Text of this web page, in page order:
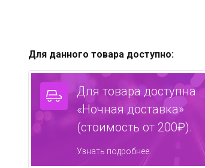
Для данного товара доступно:
Для товара доступна
«Ночная доставка»
(стоимость от 200₽).
Узнать подробнее.